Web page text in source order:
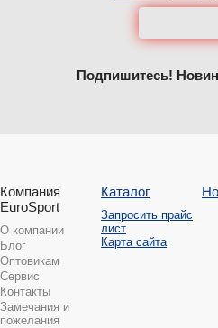
Подпишитесь!
Компания
EuroSport
О компании
Блог
Оптовикам
Сервис
Контакты
Замечания и
пожелания
Каталог
Запросить прайс
лист
Карта сайта